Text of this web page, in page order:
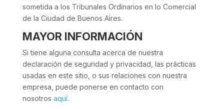
sometida a los Tribunales Ordinarios en lo Comercial
de la Ciudad de Buenos Aires.
MAYOR INFORMACIÓN
Si tiene alguna consulta acerca de nuestra
declaración de seguridad y privacidad, las prácticas
usadas en este sitio, o sus relaciones con nuestra
empresa, puede ponerse en contacto con
nosotros aquí.